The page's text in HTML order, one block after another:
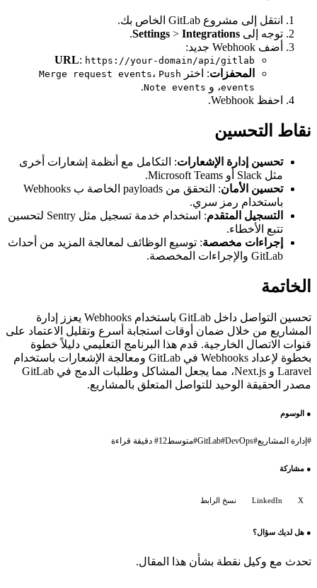
انتقل إلى مشروع GitLab الخاص بك.
توجه إلى
Settings>Integrations
.
أضف Webhook جديد:
URL :https://your-domain/api/gitlab
المحفزات: اختر Merge request events ،Push
events، وNote events
.
احفظ Webhook.
نقاط التحسين
تحسين إدارة الإشعارات: التكامل مع أنظمة إشعارات أخرى
مثل Slack أو Microsoft Teams.
تحسين الأمان
: التحقق من payloads الخاصة ب Webhooks
باستخدام رمز سري.
التسجيل المتقدم
: استخدام خدمة تسجيل مثل Sentry لتحسين
تتبع الأخطاء.
إجراءات مخصصة: توسيع الوظائف لمعالجة المزيد من أحداث
GitLab والإجراءات المخصصة.
الخاتمة
تحسين التواصل داخل GitLab باستخدام Webhooks يعزز إدارة
المشاريع من خلال ضمان أوقات استجابة أسرع وتقليل الاعتماد على
قنوات الاتصال الخارجية. قدم هذا البرنامج التعليمي دليلاً خطوة
بخطوة لإعداد Webhooks في GitLab ومعالجة الإشعارات باستخدام
Laravel و Next.js، مما يجعل المشاكل وطلبات الدمج في GitLab
مصدر الحقيقة الوحيد للتواصل المتعلق بالمشاريع.
●الوسوم
إدارة المشاريع#
DevOps
#
GitLab
#متوسط #12 دقيقة قراءة
●مشاركة
LinkedIn نسخ الرابط
●هل لديك سؤال؟
تحدث مع وكيل نقطة بشأن هذا المقال.